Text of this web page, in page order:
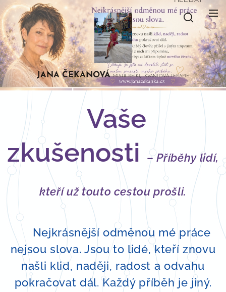
JANAČEKANOVÁ MISTR REIKI, KVANTOVÁ TERAPIE
Vaše
zkušenosti
–Příběhy lidí,
kteří už touto cestou prošli.
❤️ Nejkrásnější odměnou mé práce
nejsou slova. Jsou to lidé, kteří znovu
našli klid, naději, radost a odvahu
pokračovat dál. Každý příběh je jiný.